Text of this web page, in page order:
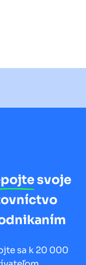
svoje
sa k 20 000